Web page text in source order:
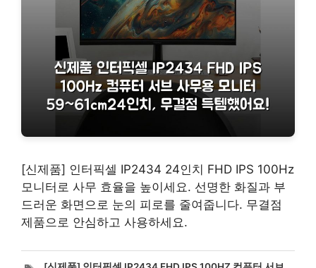
[신제품] 인터픽셀 IP2434 24인치 FHD IPS 100Hz
모니터로 사무 효율을 높이세요. 선명한 화질과 부
드러운 화면으로 눈의 피로를 줄여줍니다. 무결점
제품으로 안심하고 사용하세요.
태